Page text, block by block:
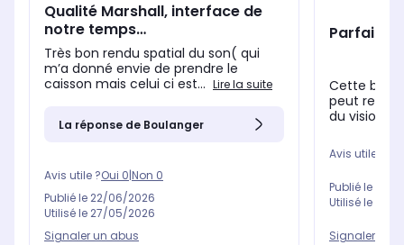
Qualité Marshall, interface de
notre temps…
Très bon rendu spatial du son( qui
m’a donné envie de prendre le
caisson mais celui ci est... Lire la suite
La réponse de Boulanger
Avis utile ?Oui 0|Non 0
Publié le 22/06/2026
Utilisé le 27/05/2026
Signaler un abus
Parfaite
Cette
peut
du
Avis utile ?
Publié le
Utilisé le
Signaler un